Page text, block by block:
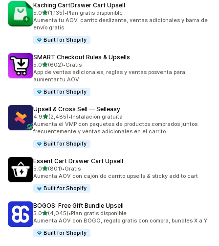
Kaching CartDrawer Cart Upsell
5.0de 5 estrellas
(1,135)
1135 reseñas en total
•Plan gratis disponible
Aumenta tu AOV: carrito deslizante, ventas adicionales y barra de
envío gratis
Built for Shopify
SMART Checkout Rules & Upsells
5.0de 5 estrellas
(602)
602 reseñas en total
•Gratis
App de ventas adicionales, reglas y ventas posventa para
aumentar tu AOV
Built for Shopify
Upsell & Cross Sell — Selleasy
4.9de 5 estrellas
(2,485)
2485 reseñas en total
•Instalación gratuita
Aumenta el VMP con paquetes de productos comprados juntos
frecuentemente y ventas adicionales en el carrito
Built for Shopify
Essent Cart Drawer Cart Upsell
5.0de 5 estrellas
(801)
801 reseñas en total
•Gratis
Aumenta AOV con cajón de carrito upsells & sticky add to cart
Built for Shopify
BOGOS: Free Gift Bundle Upsell
5.0de 5 estrellas
(4,045)
4045 reseñas en total
•Plan gratis disponible
Aumenta AOV con BOGO, regalo gratis con compra, bundles X a Y
Built for Shopify